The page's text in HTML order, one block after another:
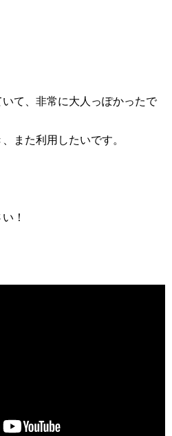
て、非常に大人っぽかったで
また利用したいです。
！